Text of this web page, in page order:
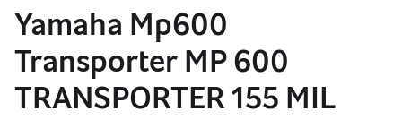
Yamaha Mp600
Transporter MP 600
TRANSPORTER 155 MIL